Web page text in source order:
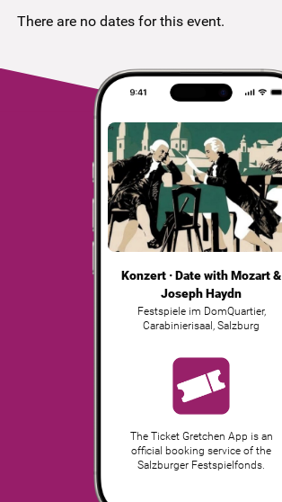
There are no dates for this event.
Konzert · Date with Mozart &
Joseph Haydn
Festspiele im DomQuartier,
Carabinierisaal Salzburg
The Ticket Gretchen App is an
official booking service of the
Salzburger Festspielfonds.